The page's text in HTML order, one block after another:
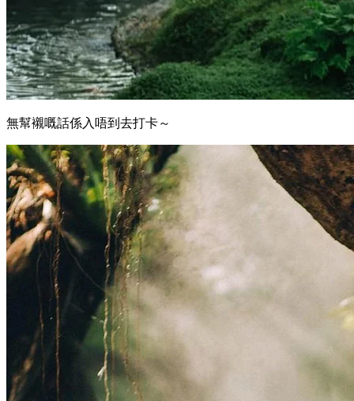
無幫襯嘅話係入唔到去打卡～